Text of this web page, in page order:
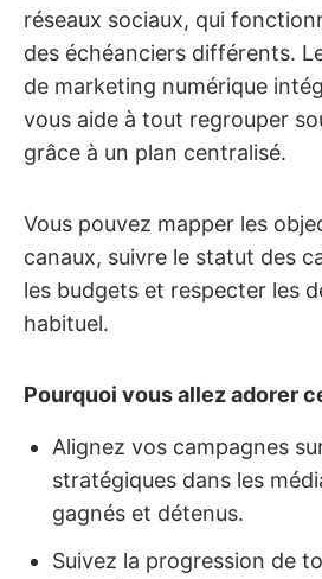
réseaux sociaux, qui
des échéanciers différents.
de marketing numérique
vous aide à tout regrouper
grâce à un plan centralisé.
Vous pouvez mapper les
canaux, suivre le statut des
les budgets et respecter les
habituel.
Pourquoi vous allez adorer
Alignez vos campagnes
stratégiques dans les
gagnés et détenus.
Suivez la progression de